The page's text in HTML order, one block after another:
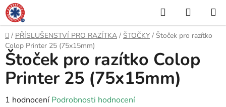
Přejít
na
obsah
Hledat
KOŠÍK
Domů
/ PŘÍSLUŠENSTVÍ PRO RAZÍTKA / ŠTOČKY / Štoček pro razítko
Colop Printer 25 (75x15mm)
Štoček pro razítko Colop
Printer 25 (75x15mm)
Průměrné
1 hodnocení Podrobnosti hodnocení